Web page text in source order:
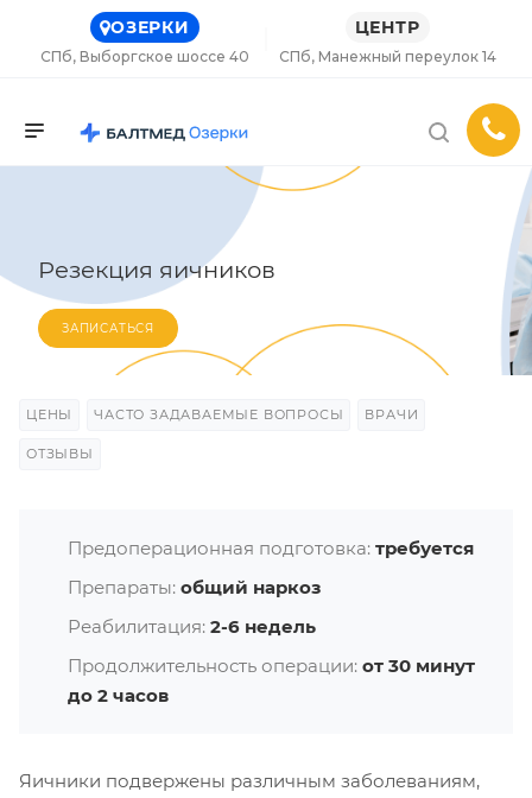
ОЗЕРКИ
СПб, Выборгское шоссе 40
ЦЕНТР
СПб, Манежный переулок 14
Резекция яичников
ЗАПИСАТЬСЯ
ЦЕНЫ ЧАСТО ЗАДАВАЕМЫЕ ВОПРОСЫ ВРАЧИ
ОТЗЫВЫ
Предоперационная подготовка: требуется
Препараты: общий наркоз
Реабилитация: 2-6 недель
Продолжительность операции: от 30 минут
до 2 часов
Яичники подвержены различным заболеваниям,